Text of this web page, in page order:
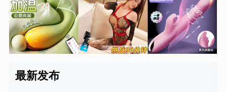
最新发布